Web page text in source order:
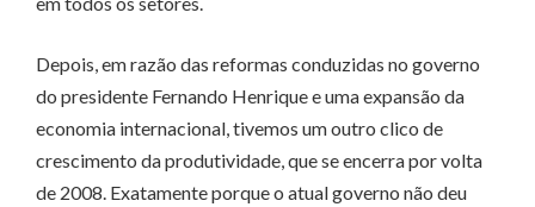
Depois, em razão das reformas conduzidas no governo
do presidente Fernando Henrique e uma expansão da
economia internacional, tivemos um outro clico de
crescimento da produtividade, que se encerra por volta
de 2008. Exatamente porque o atual governo não deu